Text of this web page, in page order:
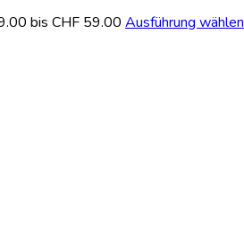
bis CHF 59.00 Ausführung wählen